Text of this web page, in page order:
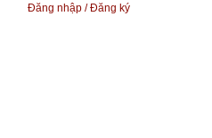
Đăng nhập / Đăng ký